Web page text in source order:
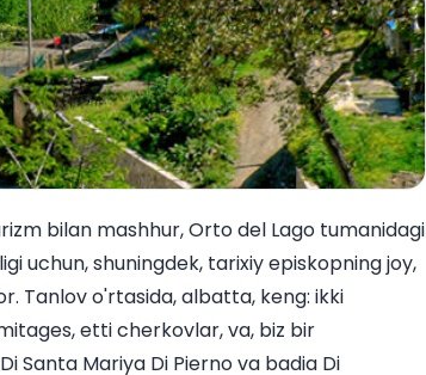
bilan mashhur, Orto del Lago tumanidagi
uchun, shuningdek, tarixiy episkopning joy,
Tanlov o'rtasida, albatta, keng: ikki
etti cherkovlar, va, biz bir
Santa Mariya Di Pierno va badia Di